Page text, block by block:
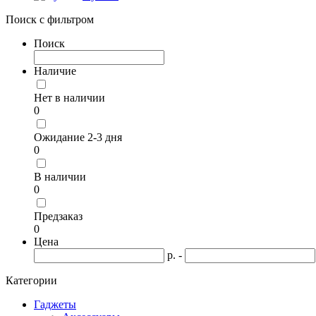
Поиск с фильтром
Поиск
Наличие
Нет в наличии
0
Ожидание 2-3 дня
0
В наличии
0
Предзаказ
0
Цена
р. -
Категории
Гаджеты